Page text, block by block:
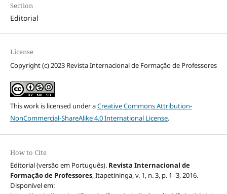
Section
Editorial
License
Copyright (c) 2023 Revista Internacional de Formação de Professores
This work is licensed under aCreative Commons Attribution-
NonCommercial-ShareAlike 4.0 International License.
How to Cite
Editorial (versão em Português). Revista Internacional de
Formação de Professores, Itapetininga, v. 1, n. 3, p. 1–3, 2016.
Disponível em: